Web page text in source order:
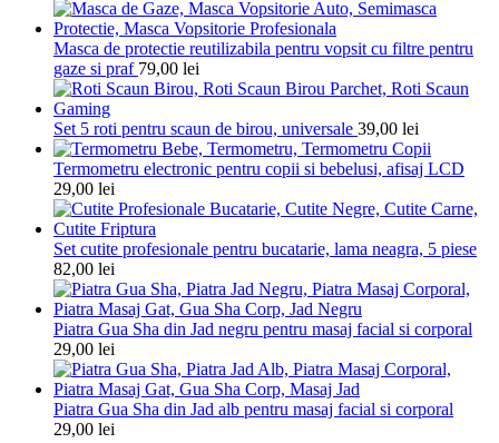
Masca de protectie reutilizabila pentru vopsit cu filtre pentru
gaze si praf 79,00 lei
Set 5 roti pentru scaun de birou, universale 39,00 lei
Termometru electronic pentru copii si bebelusi, afisaj LCD
29,00 lei
Set cutite profesionale pentru bucatarie, lama neagra, 5 piese
82,00 lei
Piatra Gua Sha din Jad negru pentru masaj facial si corporal
29,00 lei
Piatra Gua Sha din Jad alb pentru masaj facial si corporal
29,00 lei